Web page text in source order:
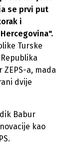
se prvi put
i
Turske
a, mada
dvije
Babur
kao